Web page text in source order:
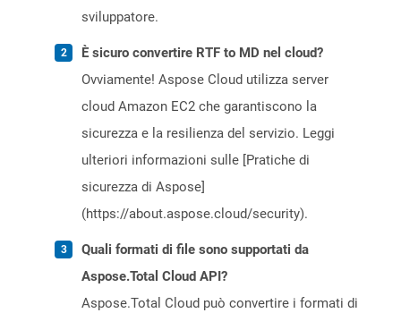
sviluppatore.
È sicuro convertire RTF to MD nel cloud?
Ovviamente! Aspose Cloud utilizza server
cloud Amazon EC2 che garantiscono la
sicurezza e la resilienza del servizio. Leggi
ulteriori informazioni sulle [Pratiche di
sicurezza di Aspose]
(https://about.aspose.cloud/security).
Quali formati di file sono supportati da
Aspose.Total Cloud API?
Aspose.Total Cloud può convertire i formati di